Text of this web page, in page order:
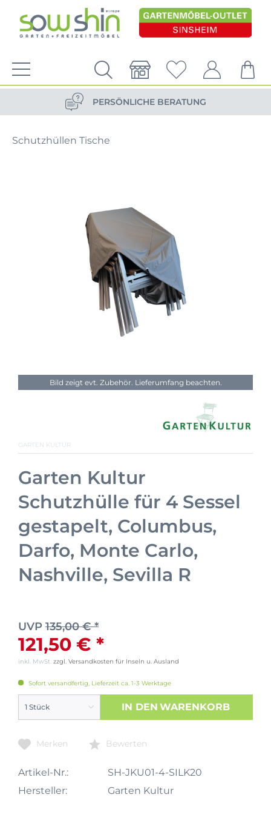
VERSANDKOSTENFREIE LIEFERUNG
PERSÖNLICHE BERATUNG
Schutzhüllen Tische
Bild zeigt evt. Zubehör. Lieferumfang beachten.
GARTEN KULTUR
Garten Kultur
Schutzhülle für 4 Sessel
gestapelt, Columbus,
Darfo, Monte Carlo,
Nashville, Sevilla R
UVP 135,00 € *
121,50 € *
inkl. MwSt. zzgl. Versandkosten für Inseln u. Ausland
Sofort versandfertig, Lieferzeit ca. 1-3 Werktage
IN DEN WARENKORB
Merken Bewerten
Artikel-Nr.:
SH-JKU01-4-SILK20
Hersteller:
Garten Kultur